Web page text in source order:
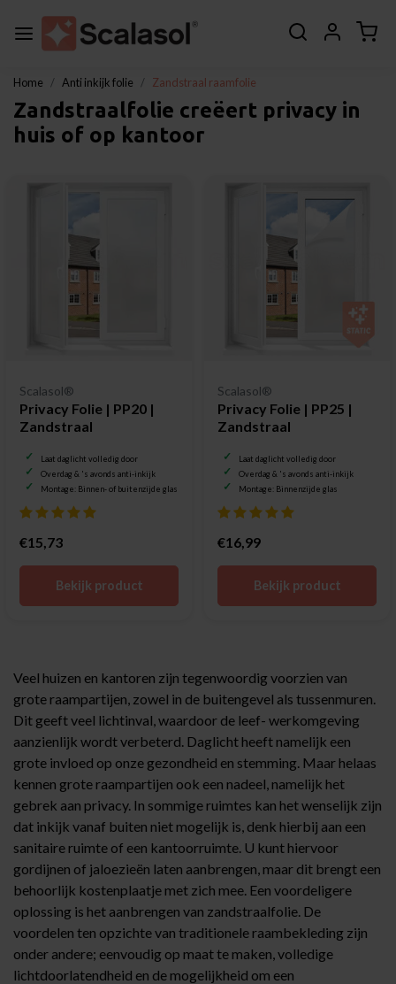
Home Anti inkijk folie Zandstraal raamfolie
Zandstraalfolie creëert privacy in
huis of op kantoor
Scalasol®
Privacy Folie | PP20 |
Zandstraal
Laat daglicht volledig door
Overdag & 's avonds anti-inkijk
Montage: Binnen- of buitenzijde glas
€15,73
Bekijk product
Scalasol®
Privacy Folie | PP25 |
Zandstraal
Laat daglicht volledig door
Overdag & 's avonds anti-inkijk
Montage: Binnenzijde glas
€16,99
Bekijk product
Veel huizen en kantoren zijn tegenwoordig voorzien van
grote raampartijen, zowel in de buitengevel als tussenmuren.
Dit geeft veel lichtinval, waardoor de leef- werkomgeving
aanzienlijk wordt verbeterd. Daglicht heeft namelijk een
grote invloed op onze gezondheid en stemming. Maar helaas
kennen grote raampartijen ook een nadeel, namelijk het
gebrek aan privacy. In sommige ruimtes kan het wenselijk zijn
dat inkijk vanaf buiten niet mogelijk is, denk hierbij aan een
sanitaire ruimte of een kantoorruimte. U kunt hiervoor
gordijnen of jaloezieën laten aanbrengen, maar dit brengt een
behoorlijk kostenplaatje met zich mee. Een voordeligere
oplossing is het aanbrengen van zandstraalfolie. De
voordelen ten opzichte van traditionele raambekleding zijn
onder andere; eenvoudig op maat te maken, volledige
lichtdoorlatendheid en de mogelijkheid om een